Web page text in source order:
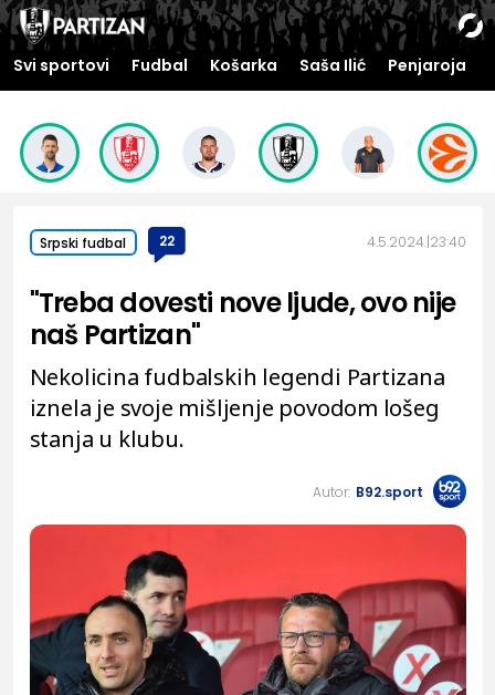
Svi sportovi Fudbal Košarka Saša Ilić Penjaroja
Srpski fudbal 22 4.5.2024. 23:40
"Treba dovesti nove ljude, ovo nije
naš Partizan"
Nekolicina fudbalskih legendi Partizana
iznela je svoje mišljenje povodom lošeg
stanja u klubu.
Autor: B92.sport